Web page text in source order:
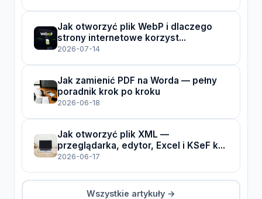
Jak otworzyć plik WebP i dlaczego
strony internetowe korzyst...
2026-07-14
Jak zamienić PDF na Worda — pełny
poradnik krok po kroku
2026-06-18
Jak otworzyć plik XML —
przeglądarka, edytor, Excel i KSeF k...
2026-06-17
Wszystkie artykuły →